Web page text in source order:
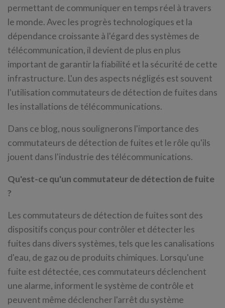
permettant de communiquer en temps réel à travers
le monde. Avec les progrès technologiques et la
dépendance croissante à l'égard des systèmes de
télécommunication, il devient de plus en plus
important de garantir la fiabilité et la sécurité de cette
infrastructure. L'un des aspects négligés est souvent
l'utilisation commutateurs de détection de fuites dans
les installations de télécommunications.
Dans ce blog, nous soulignerons l'importance des
commutateurs de détection de fuites et le rôle qu'ils
jouent dans l'industrie des télécommunications.
Qu'est-ce qu'un commutateur de détection de fuite
?
Les commutateurs de détection de fuites sont des
dispositifs conçus pour contrôler et détecter les
fuites dans divers systèmes, tels que les canalisations
d'eau, de gaz ou de produits chimiques. Lorsqu'une
fuite est détectée, ces commutateurs déclenchent
une alarme, informent le système de contrôle et
peuvent même déclencher l'arrêt du système